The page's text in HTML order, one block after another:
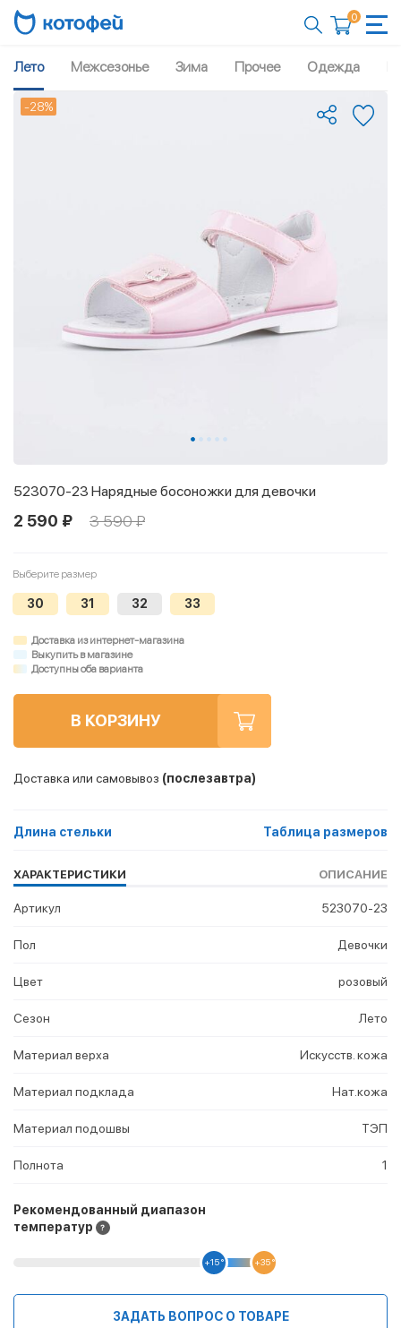
0
Лето Межсезонье Зима Прочее Одежда
-28%
523070-23 Нарядные босоножки для девочки
2 590 ₽ 3 590 ₽
Выберите размер
30 31 32 33
Доставка из интернет-магазина
Выкупить в магазине
Доступны оба варианта
В КОРЗИНУ
Доставка или самовывоз (послезавтра)
Длина стельки Таблица размеров
ХАРАКТЕРИСТИКИ ОПИСАНИЕ
Артикул 523070-23
Пол Девочки
Цвет розовый
Сезон Лето
Материал верха Искусств. кожа
Материал подклада Нат.кожа
Материал подошвы ТЭП
Полнота 1
Рекомендованный диапазон
температур
+15 ° +35 °
ЗАДАТЬ ВОПРОС О ТОВАРЕ